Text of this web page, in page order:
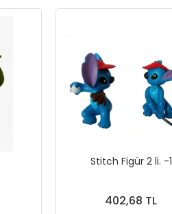
Stitch Figür 2 li. -1
402,68 TL